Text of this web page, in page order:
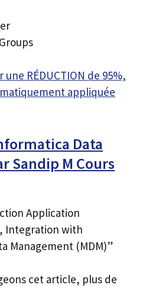
RÉDUCTION de 95%,
appliquée
Data
Sandip M Cours
Application
Integration with
Management (MDM)”
cet article, plus de